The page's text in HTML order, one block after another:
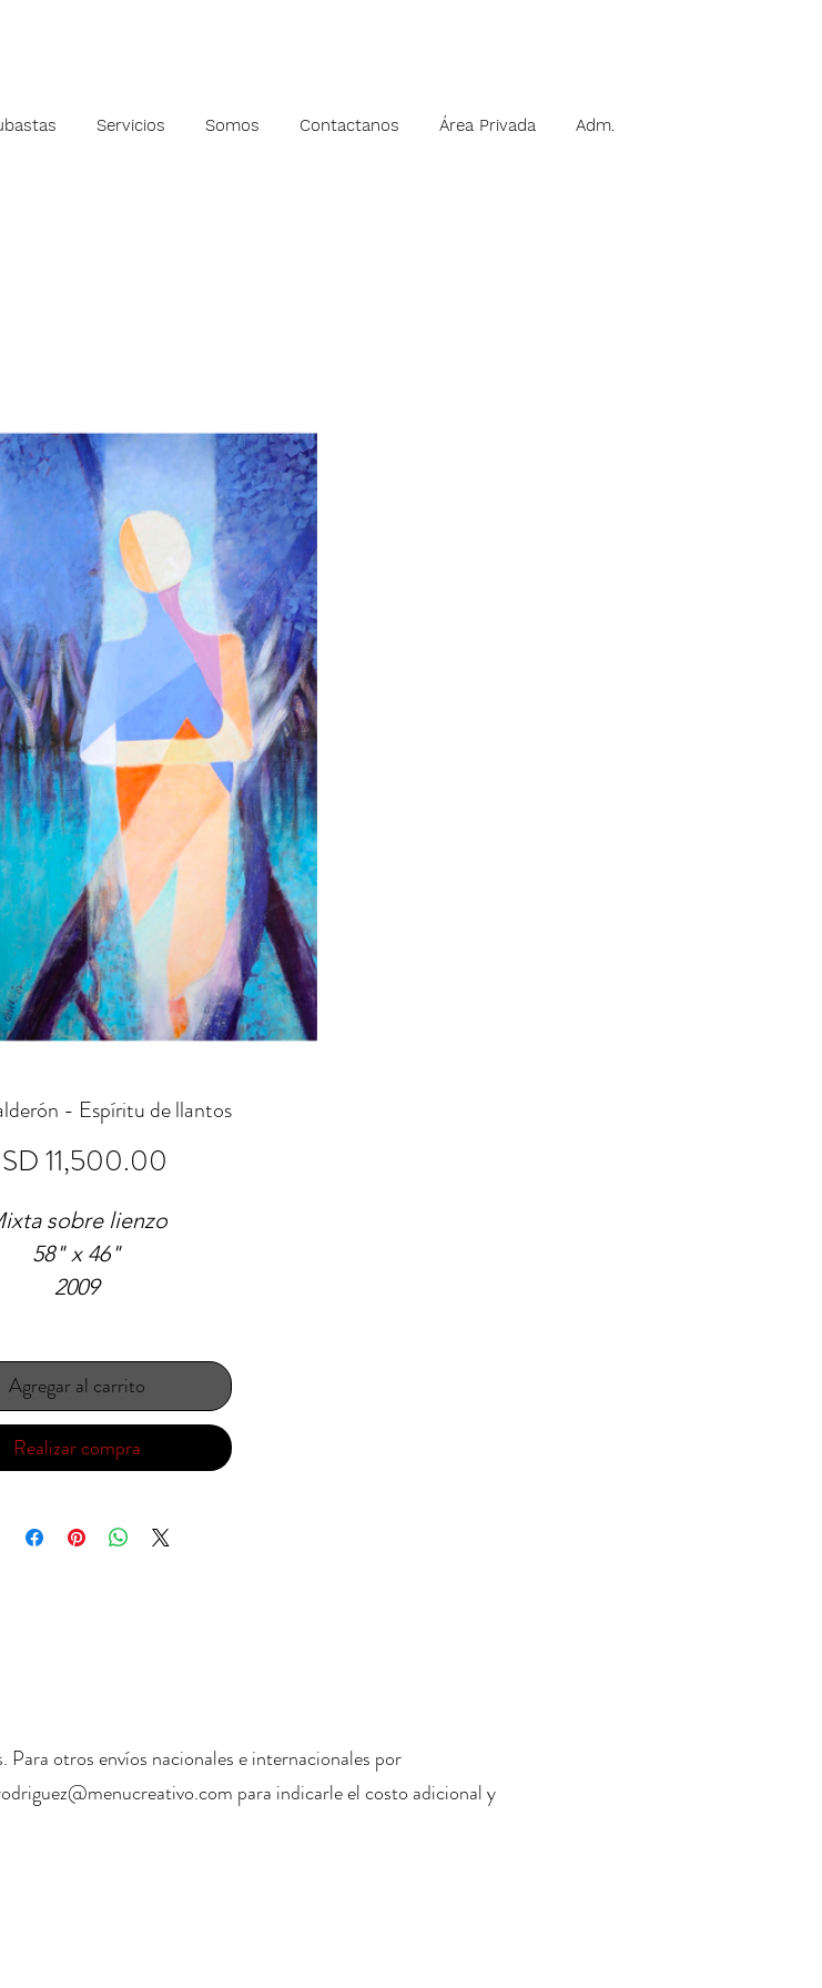
Servicios Somos Contactanos Área Privada Adm.
- Espíritu de llantos
11,500.00
sobre lienzo
58" x 46"
2009
Agregar al carrito
Realizar compra
otros envíos nacionales e internacionales por
para indicarle el costo adicional y